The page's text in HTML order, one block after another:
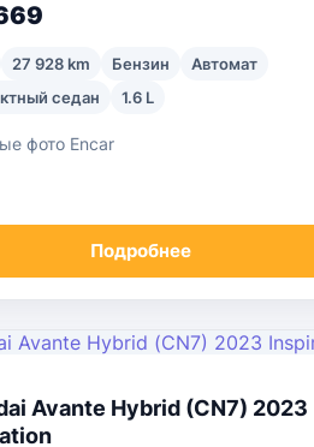
27 928 km Бензин
Автомат
седан
1.6 L
фото Encar
Подробнее
Avante Hybrid (CN7) 2023